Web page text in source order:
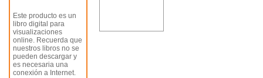
Este producto es un
libro digital para
visualizaciones
online. Recuerda que
nuestros libros no se
pueden descargar y
es necesaria una
conexión a Internet.